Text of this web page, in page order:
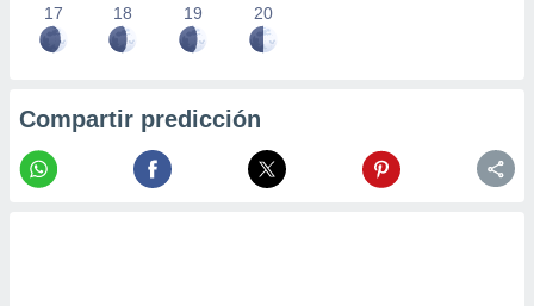
17 18 19 20
Compartir predicción